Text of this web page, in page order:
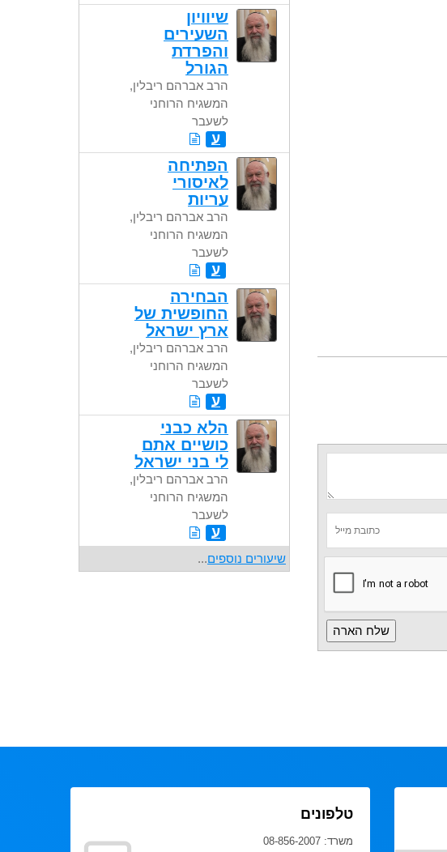
שיוויון
השעירים
והפרדת
הגורל
הרב אברהם ריבלין,
המשגיח הרוחני
לשעבר
ע
הפתיחה
לאיסורי
עריות
הרב אברהם ריבלין,
המשגיח הרוחני
לשעבר
ע
הבחירה
החופשית של
ארץ ישראל
הרב אברהם ריבלין,
המשגיח הרוחני
לשעבר
ע
הלא כבני
כושיים אתם
לי בני ישראל
הרב אברהם ריבלין,
המשגיח הרוחני
לשעבר
ע
שיעורים נוספים...
טלפונים
משרד: 08-856-2007